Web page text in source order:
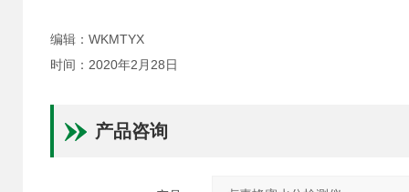
编辑：WKMTYX
时间：2020年2月28日
产品咨询